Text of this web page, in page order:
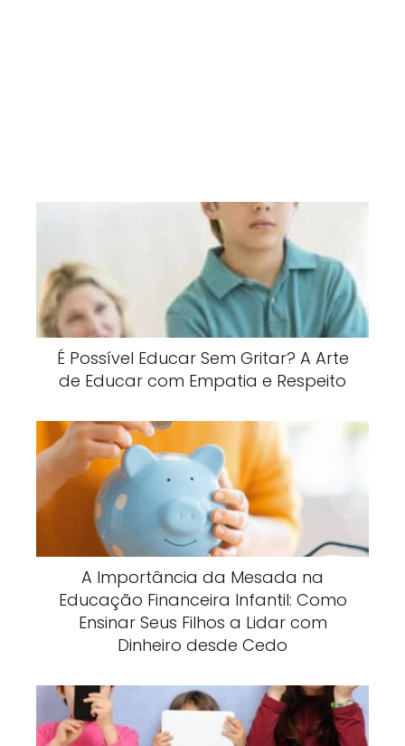
É Possível Educar Sem Gritar? A Arte
de Educar com Empatia e Respeito
A Importância da Mesada na
Educação Financeira Infantil: Como
Ensinar Seus Filhos a Lidar com
Dinheiro desde Cedo